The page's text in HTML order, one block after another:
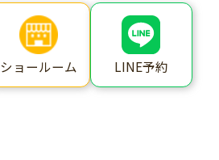
ショールーム LINE予約